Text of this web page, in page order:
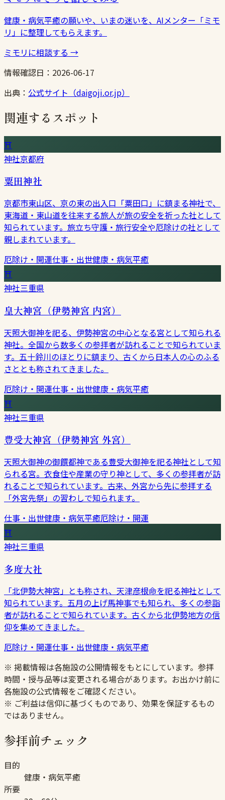
健康・病気平癒の願いや、いまの迷いを、AIメンター「ミモ
リ」に整理してもらえます。
ミモリに相談する →
情報確認日： 2026-06-17
出典： 公式サイト（daigoji.or.jp）
関連するスポット
⛩
神社京都府
粟田神社
京都市東山区、京の東の出入口「粟田口」に鎮まる神社で、
東海道・東山道を往来する旅人が旅の安全を祈った社として
知られています。旅立ち守護・旅行安全や厄除けの社として
親しまれています。
厄除け・開運仕事・出世健康・病気平癒
⛩
神社三重県
皇大神宮（伊勢神宮 内宮）
天照大御神を祀る、伊勢神宮の中心となる宮として知られる
神社。全国から数多くの参拝者が訪れることで知られていま
す。五十鈴川のほとりに鎮まり、古くから日本人の心のふる
さととも称されてきました。
厄除け・開運仕事・出世健康・病気平癒
⛩
神社三重県
豊受大神宮（伊勢神宮 外宮）
天照大御神の御饌都神である豊受大御神を祀る神社として知
られる宮。衣食住や産業の守り神として、多くの参拝者が訪
れることで知られています。古来、外宮から先に参拝する
「外宮先祭」の習わしで知られます。
仕事・出世健康・病気平癒厄除け・開運
⛩
神社三重県
多度大社
「北伊勢大神宮」とも称され、天津彦根命を祀る神社として
知られています。五月の上げ馬神事でも知られ、多くの参詣
者が訪れることで知られています。古くから北伊勢地方の信
仰を集めてきました。
厄除け・開運仕事・出世健康・病気平癒
※ 掲載情報は各施設の公開情報をもとにしています。参拝
時間・授与品等は変更される場合があります。お出かけ前に
各施設の公式情報をご確認ください。
※ ご利益は信仰に基づくものであり、効果を保証するもの
ではありません。
参拝前チェック
目的
健康・病気平癒
所要